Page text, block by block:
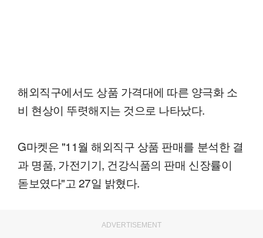
해외직구에서도 상품 가격대에 따른 양극화 소
비 현상이 뚜렷해지는 것으로 나타났다.
G마켓은 "11월 해외직구 상품 판매를 분석한 결
과 명품, 가전기기, 건강식품의 판매 신장률이
돋보였다"고 27일 밝혔다.
ADVERTISEMENT